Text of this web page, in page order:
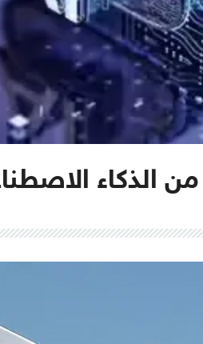
من الذكاء